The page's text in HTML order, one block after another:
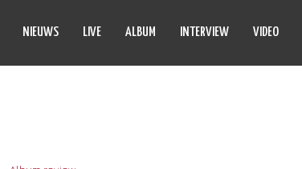
NIEUWS LIVE ALBUM INTERVIEW VIDEO